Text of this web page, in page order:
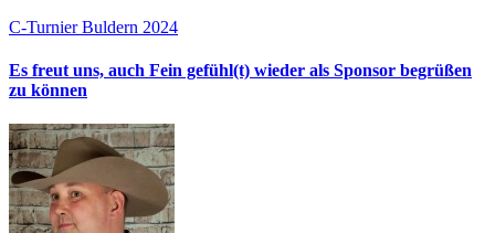
C-Turnier Buldern 2024
Es freut uns, auch Fein gefühl(t) wieder als Sponsor begrüßen
zu können